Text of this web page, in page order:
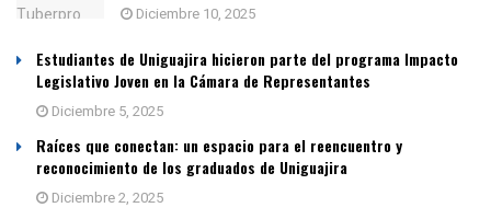
Diciembre 10, 2025
Estudiantes de Uniguajira hicieron parte del programa Impacto
Legislativo Joven en la Cámara de Representantes
Diciembre 5, 2025
Raíces que conectan: un espacio para el reencuentro y
reconocimiento de los graduados de Uniguajira
Diciembre 2, 2025